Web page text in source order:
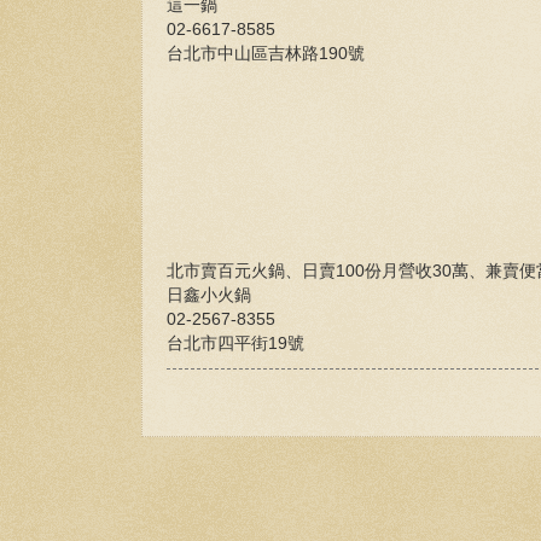
這一鍋
02-6617-8585
台北市中山區吉林路190號
北市賣百元火鍋、日賣100份月營收30萬、兼賣
日鑫小火鍋
02-2567-8355
台北市四平街19號